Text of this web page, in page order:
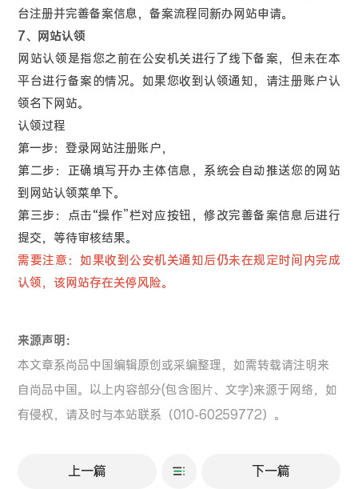
台注册并完善备案信息，备案流程同新办网站申请。
7、网站认领
网站认领是指您之前在公安机关进行了线下备案，但未在本
平台进行备案的情况。如果您收到认领通知，请注册账户认
领名下网站。
认领过程
第一步：登录网站注册账户，
第二步：正确填写开办主体信息，系统会自动推送您的网站
到网站认领菜单下。
第三步：点击“操作”栏对应按钮，修改完善备案信息后进行
提交，等待审核结果。
需要注意：如果收到公安机关通知后仍未在规定时间内完成
认领，该网站存在关停风险。
来源声明：
本文章系尚品中国编辑原创或采编整理，如需转载请注明来
自尚品中国。以上内容部分(包含图片、文字)来源于网络，如
有侵权，请及时与本站联系（010-60259772）。
上一篇 下一篇